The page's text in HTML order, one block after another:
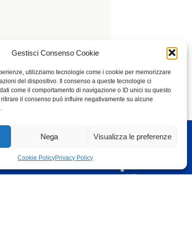
Gestisci Consenso Cookie
utilizziamo tecnologie come i cookie per memorizzare
del dispositivo. Il consenso a queste tecnologie ci
come il comportamento di navigazione o ID unici su questo
il consenso può influire negativamente su alcune
Nega Visualizza le preferenze
Cookie PolicyPrivacy Policy